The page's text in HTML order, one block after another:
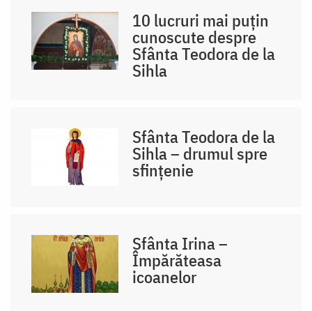
10 lucruri mai puțin
cunoscute despre
Sfânta Teodora de la
Sihla
Sfânta Teodora de la
Sihla – drumul spre
sfințenie
Sfânta Irina –
Împărăteasa
icoanelor